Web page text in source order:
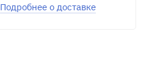
Подробнее о доставке